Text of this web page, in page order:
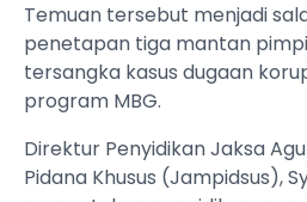
Temuan tersebut menjadi
penetapan tiga mantan
tersangka kasus dugaan
program MBG.
Direktur Penyidikan Jaksa
Pidana Khusus (Jampidsus),